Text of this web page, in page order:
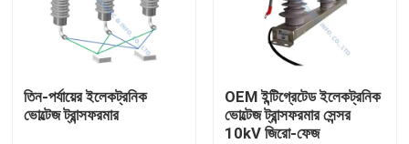
তিন-পর্যায়ের ইলেকট্রনিক
ভোল্টেজ ট্রান্সফরমার
OEM ইন্টিগ্রেটেড ইলেকট্রনিক
ভোল্টেজ ট্রান্সফরমার সেন্সর
10kV জিরো-ফেজ